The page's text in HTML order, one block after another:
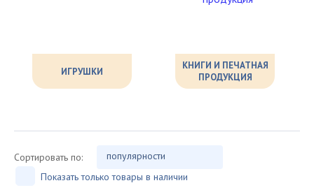
ИГРУШКИ
КНИГИ И ПЕЧАТНАЯ
ПРОДУКЦИЯ
Сортировать по:
популярности
Показать только товары в наличии